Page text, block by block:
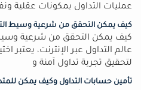
عمليات التداول بمكونات عقلية
كيف يمكن التحقق من شرعية وسيط
كيف يمكن التحقق من شرعية وسيط
عالم التداول عبر الإنترنت، يعتبر
لتحقيق تجربة تداول آمنة و
تأمين حسابات التداول وكيف يمكن